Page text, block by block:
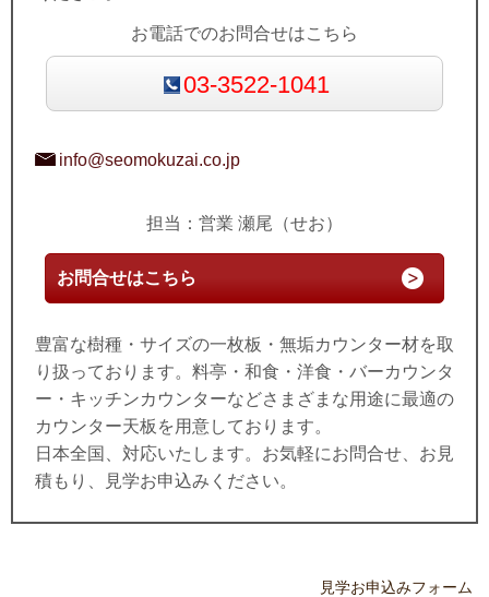
お電話でのお問合せはこちら
03-3522-1041
info@seomokuzai.co.jp
担当：営業 瀬尾（せお）
お問合せはこちら
豊富な樹種・サイズの一枚板・無垢カウンター材を取
り扱っております。料亭・和食・洋食・バーカウンタ
ー・キッチンカウンターなどさまざまな用途に最適の
カウンター天板を用意しております。
日本全国、対応いたします。お気軽にお問合せ、お見
積もり、見学お申込みください。
見学お申込みフォーム